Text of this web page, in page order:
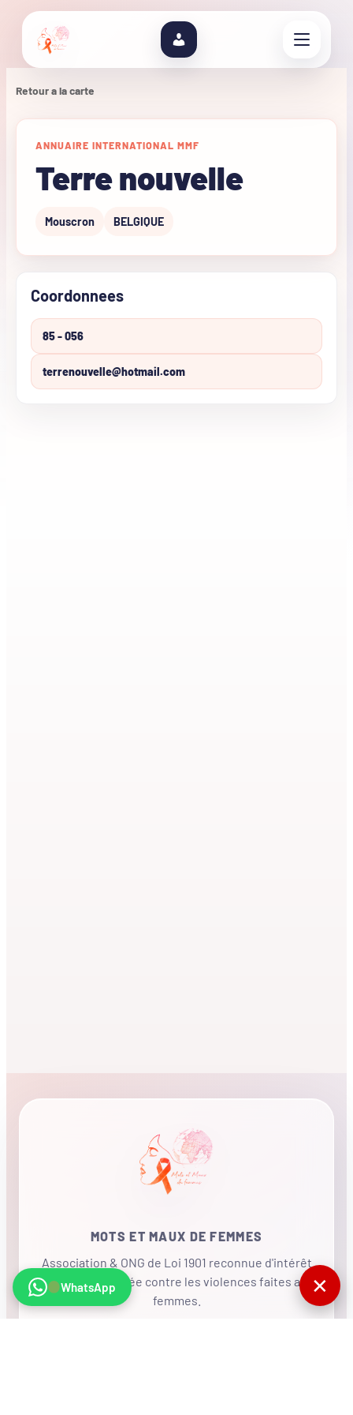
Retour a la carte
ANNUAIRE INTERNATIONAL MMF
Terre nouvelle
Mouscron BELGIQUE
Coordonnees
85 - 056
terrenouvelle@hotmail.com
MOTS ET MAUX DE FEMMES
Association & ONG de Loi 1901 reconnue d'intérêt
général, mobilisée contre les violences faites aux
femmes.
WhatsApp ✕